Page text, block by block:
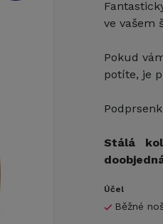
ve vašem
Pokud
potíte, je
Stálá
Účel
Běžné